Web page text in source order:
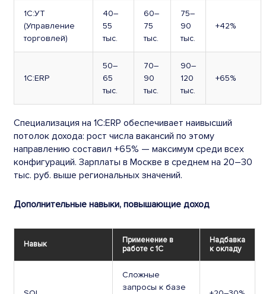
1С:УТ
(Управление
торговлей)
40–
55
тыс.
60–
75
тыс.
75–
90
тыс.
+42%
1С:ERP
50–
65
тыс.
70–
90
тыс.
90–
120
тыс.
+65%
Специализация на 1С:ERP обеспечивает наивысший
потолок дохода: рост числа вакансий по этому
направлению составил +65% — максимум среди всех
конфигураций. Зарплаты в Москве в среднем на 20–30
тыс. руб. выше региональных значений.
Дополнительные навыки, повышающие доход
Навык
Применение в
работе с 1С
Надбавка
к окладу
Сложные
запросы к базе